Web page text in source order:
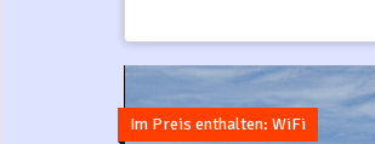
Im Preis enthalten: WiFi